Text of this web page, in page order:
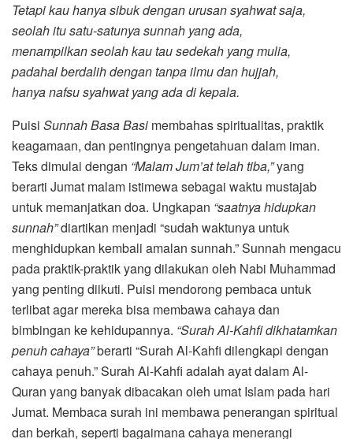
Tetapi kau hanya sibuk dengan urusan syahwat saja,
seolah itu satu-satunya sunnah yang ada,
menampilkan seolah kau tau sedekah yang mulia,
padahal berdalih dengan tanpa ilmu dan hujjah,
hanya nafsu syahwat yang ada di kepala.
Puisi Sunnah Basa Basi membahas spiritualitas, praktik
keagamaan, dan pentingnya pengetahuan dalam iman.
Teks dimulai dengan “Malam Jum’at telah tiba,”yang
berarti Jumat malam istimewa sebagai waktu mustajab
untuk memanjatkan doa. Ungkapan “saatnya hidupkan
sunnah”diartikan menjadi “sudah waktunya untuk
menghidupkan kembali amalan sunnah.” Sunnah mengacu
pada praktik-praktik yang dilakukan oleh Nabi Muhammad
yang penting diikuti. Puisi mendorong pembaca untuk
terlibat agar mereka bisa membawa cahaya dan
bimbingan ke kehidupannya. “Surah Al-Kahfi dikhatamkan
penuh cahaya”berarti “Surah Al-Kahfi dilengkapi dengan
cahaya penuh.” Surah Al-Kahfi adalah ayat dalam Al-
Quran yang banyak dibacakan oleh umat Islam pada hari
Jumat. Membaca surah ini membawa penerangan spiritual
dan berkah, seperti bagaimana cahaya menerangi